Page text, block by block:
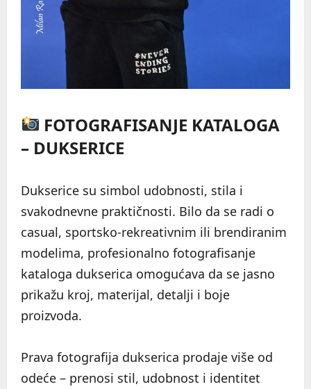
FOTOGRAFISANJE KATALOGA
– DUKSERICE
Dukserice su simbol udobnosti, stila i
svakodnevne praktičnosti. Bilo da se radi o
casual, sportsko-rekreativnim ili brendiranim
modelima, profesionalno fotografisanje
kataloga dukserica omogućava da se jasno
prikažu kroj, materijal, detalji i boje
proizvoda.
Prava fotografija dukserica prodaje više od
odeće – prenosi stil, udobnost i identitet